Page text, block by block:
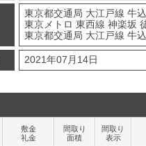
東京都交通局 大江戸線 牛
東京メトロ 東西線 神楽坂
東京都交通局 大江戸線 牛
2021年07月14日
敷金
礼金
間取り
面積
間取り
表示